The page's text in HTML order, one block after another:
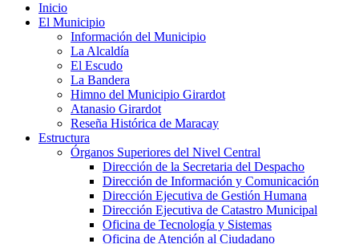
Inicio
El Municipio
Información del Municipio
La Alcaldía
El Escudo
La Bandera
Himno del Municipio Girardot
Atanasio Girardot
Reseña Histórica de Maracay
Estructura
Órganos Superiores del Nivel Central
Dirección de la Secretaria del Despacho
Dirección de Información y Comunicación
Dirección Ejecutiva de Gestión Humana
Dirección Ejecutiva de Catastro Municipal
Oficina de Tecnología y Sistemas
Oficina de Atención al Ciudadano